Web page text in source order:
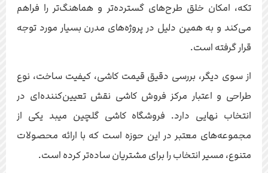
تکه، امکان خلق طرح‌های گسترده‌تر و هماهنگ‌تر را فراهم
می‌کند و به همین دلیل در پروژه‌های مدرن بسیار مورد توجه
قرار گرفته است.
از سوی دیگر، بررسی دقیق قیمت کاشی، کیفیت ساخت، نوع
طراحی و اعتبار مرکز فروش کاشی نقش تعیین‌کننده‌ای در
انتخاب نهایی دارد. فروشگاه کاشی گلچین میبد یکی از
مجموعه‌های معتبر در این حوزه است که با ارائه محصولات
متنوع، مسیر انتخاب را برای مشتریان ساده‌تر کرده است.